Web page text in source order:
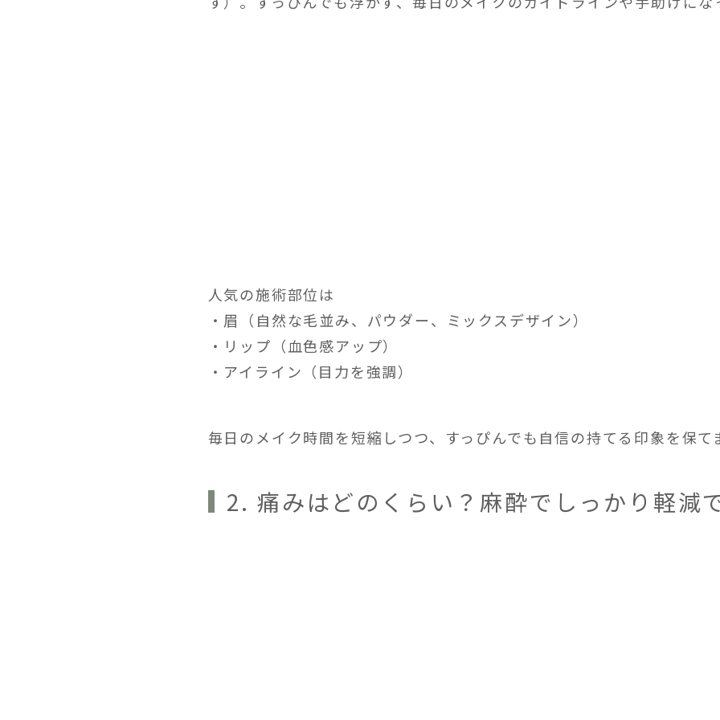
人気の施術部位は
・眉（自然な毛並み、パウダー、ミックスデザイン）
・リップ（血色感アップ）
・アイライン（目力を強調）
毎日のメイク時間を短縮しつつ、すっぴんでも自信の持てる印象を保て
2. 痛みはどのくらい？麻酔でしっかり軽減